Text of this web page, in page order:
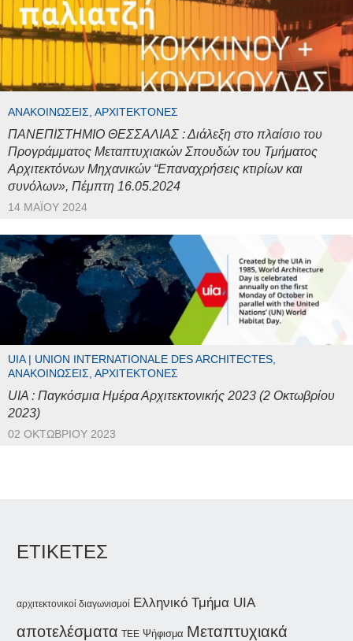
ΑΝΑΚΟΙΝΏΣΕΙΣ, ΑΡΧΙΤΈΚΤΟΝΕΣ
ΠΑΝΕΠΙΣΤΗΜΙΟ ΘΕΣΣΑΛΙΑΣ : Διάλεξη στο πλαίσιο του
Προγράμματος Μεταπτυχιακών Σπουδών του Τμήματος
Αρχιτεκτόνων Μηχανικών “Επαναχρήσεις κτιρίων και
συνόλων», Πέμπτη 16.05.2024
14 ΜΑΪ́ΟΥ 2024
UIA | UNION INTERNATIONALE DES ARCHITECTES,
ΑΝΑΚΟΙΝΏΣΕΙΣ, ΑΡΧΙΤΈΚΤΟΝΕΣ
UIA : Παγκόσμια Ημέρα Αρχιτεκτονικής 2023 (2 Οκτωβρίου
2023)
02 ΟΚΤΩΒΡΊΟΥ 2023
ΕΤΙΚΕΤΕΣ
αρχιτεκτονικοί διαγωνισμοί Ελληνικό Τμήμα UIA
αποτελέσματα ΤΕΕ Ψήφισμα Μεταπτυχιακά